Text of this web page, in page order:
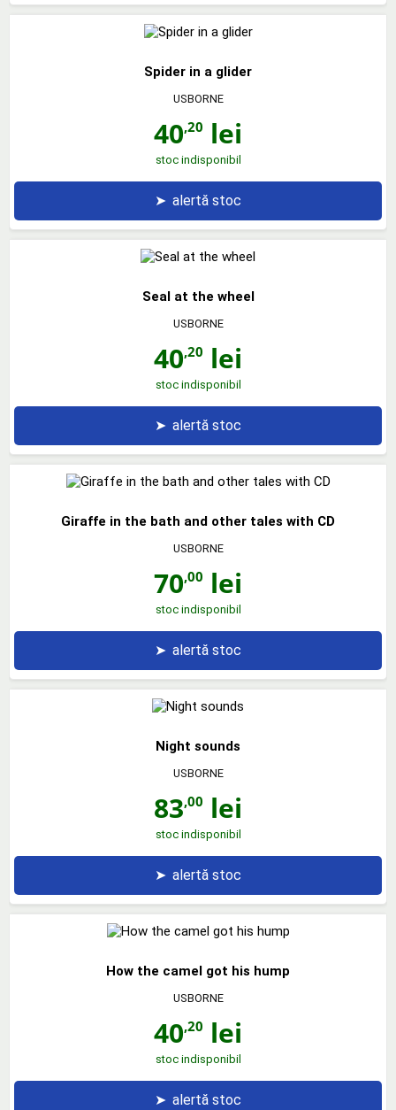
Spider in a glider
USBORNE
40,20 lei
stoc indisponibil
➤ alertă stoc
Seal at the wheel
USBORNE
40,20 lei
stoc indisponibil
➤ alertă stoc
Giraffe in the bath and other tales with CD
USBORNE
70,00 lei
stoc indisponibil
➤ alertă stoc
Night sounds
USBORNE
83,00 lei
stoc indisponibil
➤ alertă stoc
How the camel got his hump
USBORNE
40,20 lei
stoc indisponibil
➤ alertă stoc